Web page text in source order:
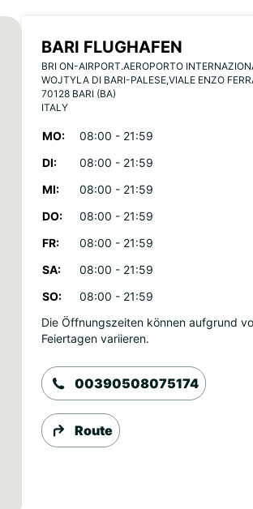
BARI FLUGHAFEN
BRI ON-AIRPORT.AEROPORTO
WOJTYLA DI BARI-PALESE,VIALE ENZO
70128 BARI (BA)
ITALY
MO:
08:00 - 21:59
DI:
08:00 - 21:59
MI:
08:00 - 21:59
DO:
08:00 - 21:59
FR:
08:00 - 21:59
SA:
08:00 - 21:59
SO:
08:00 - 21:59
Die Öffnungszeiten können aufgrund
Feiertagen variieren.
00390508075174
Route